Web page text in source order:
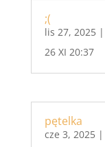
;(
lis 27, 2025|
26 XI 20:37
pętelka
cze 3, 2025|